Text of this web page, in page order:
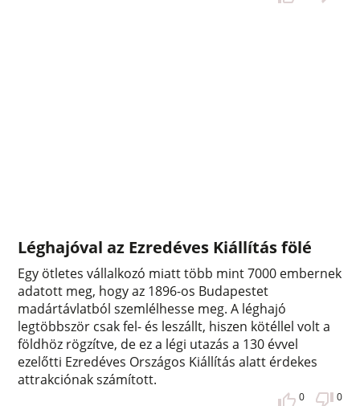
Léghajóval az Ezredéves Kiállítás fölé
Egy ötletes vállalkozó miatt több mint 7000 embernek
adatott meg, hogy az 1896-os Budapestet
madártávlatból szemlélhesse meg. A léghajó
legtöbbször csak fel- és leszállt, hiszen kötéllel volt a
földhöz rögzítve, de ez a légi utazás a 130 évvel
ezelőtti Ezredéves Országos Kiállítás alatt érdekes
attrakciónak számított.
0 0